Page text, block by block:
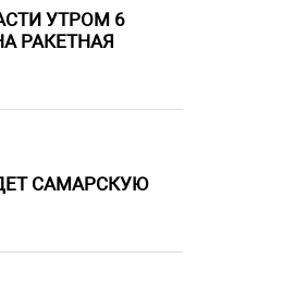
УТРОМ 6
РАКЕТНАЯ
САМАРСКУЮ